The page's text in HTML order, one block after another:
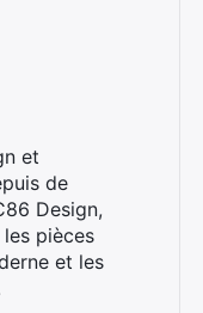
et
de
Design,
pièces
et les